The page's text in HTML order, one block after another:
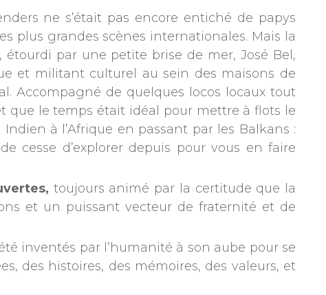
ne s’était pas encore entiché de papys
plus grandes scènes internationales. Mais la
par une petite brise de mer, José Bel,
et militant culturel au sein des maisons de
Accompagné de quelques locos locaux tout
que le temps était idéal pour mettre à flots le
à l’Afrique en passant par les Balkans :
cesse d’explorer depuis pour vous en faire
toujours animé par la certitude que la
et un puissant vecteur de fraternité et de
inventés par l’humanité à son aube pour se
des histoires, des mémoires, des valeurs, et